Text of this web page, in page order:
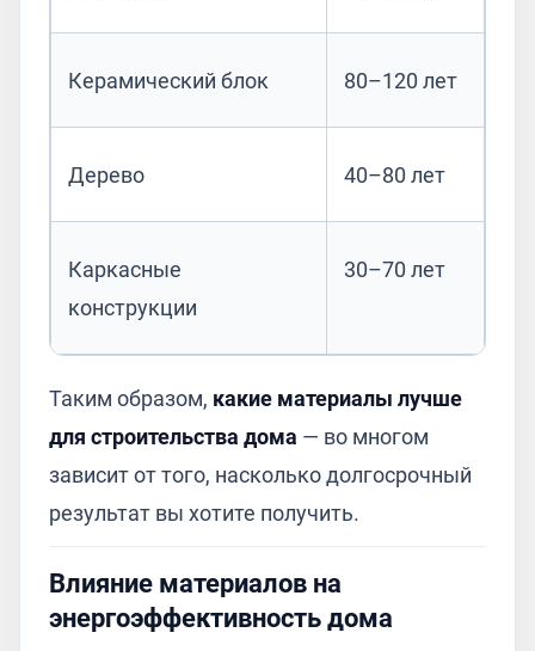
Керамический блок 80–120 лет
Дерево 40–80 лет
Каркасные
конструкции
30–70 лет
Таким образом, какие материалы лучше
для строительства дома — во многом
зависит от того, насколько долгосрочный
результат вы хотите получить.
Влияние материалов на
энергоэффективность дома